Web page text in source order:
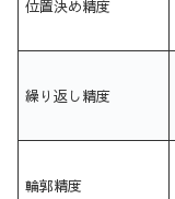
位置決め精度
繰り返し精度
輪郭精度